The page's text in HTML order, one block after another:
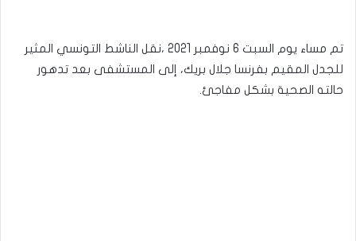
تم مساء يوم السبت 6 نوفمبر 2021 ،نقل الناشط التونسي المثير
للجدل المقيم بفرنسا جلال بريك، إلى المستشفى بعد تدهور
حالته الصحية بشكل مفاجئ.